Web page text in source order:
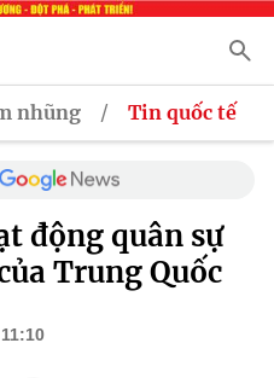
nhũng / Tin quốc tế
động quân sự
Trung Quốc